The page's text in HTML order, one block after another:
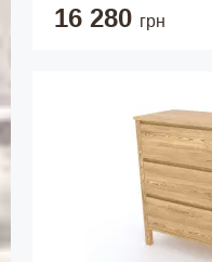
16 280 грн